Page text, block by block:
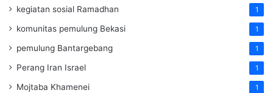
kegiatan sosial Ramadhan 1
komunitas pemulung Bekasi 1
pemulung Bantargebang 1
Perang Iran Israel 1
Mojtaba Khamenei 1